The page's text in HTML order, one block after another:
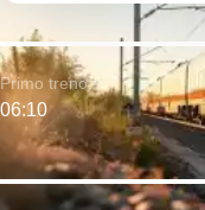
Primo treno:
06:10